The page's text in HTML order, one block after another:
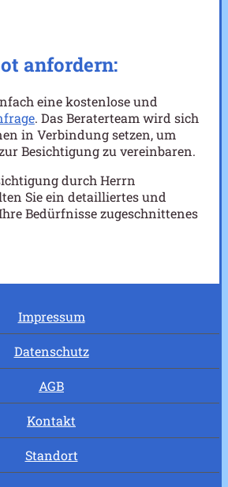
anfordern:
eine kostenlose und
. Das Beraterteam wird sich
in Verbindung setzen, um
Besichtigung zu vereinbaren.
durch Herrn
Sie ein detailliertes und
Bedürfnisse zugeschnittenes
Impressum
Datenschutz
AGB
Kontakt
Standort